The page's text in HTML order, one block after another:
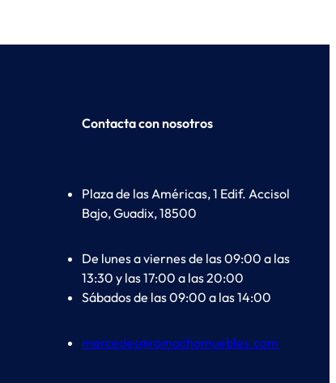
Contacta con nosotros
Plaza de las Américas, 1 Edif. Accisol
Bajo, Guadix, 18500
De lunes a viernes de las 09:00 a las
13:30 y las 17:00 a las 20:00
Sábados de las 09:00 a las 14:00
mercedes@romachomuebles.com